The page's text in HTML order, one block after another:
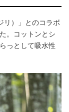
リ）」とのコラボ
。コットンとシ
っとして吸水性